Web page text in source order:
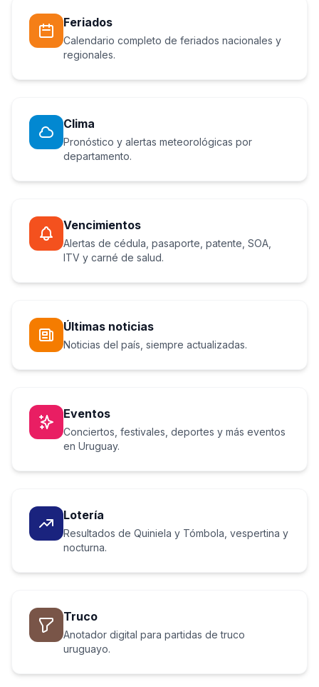
Feriados
Calendario completo de feriados nacionales y
regionales.
Clima
Pronóstico y alertas meteorológicas por
departamento.
Vencimientos
Alertas de cédula, pasaporte, patente, SOA,
ITV y carné de salud.
Últimas noticias
Noticias del país, siempre actualizadas.
Eventos
Conciertos, festivales, deportes y más eventos
en Uruguay.
Lotería
Resultados de Quiniela y Tómbola, vespertina y
nocturna.
Truco
Anotador digital para partidas de truco
uruguayo.